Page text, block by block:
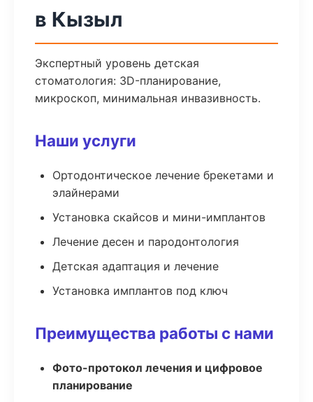
в Кызыл
Экспертный уровень детская
стоматология: 3D-планирование,
микроскоп, минимальная инвазивность.
Наши услуги
Ортодонтическое лечение брекетами и
элайнерами
Установка скайсов и мини-имплантов
Лечение десен и пародонтология
Детская адаптация и лечение
Установка имплантов под ключ
Преимущества работы с нами
Фото-протокол лечения и цифровое
планирование